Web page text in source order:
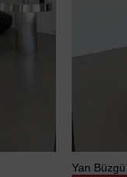
Yan